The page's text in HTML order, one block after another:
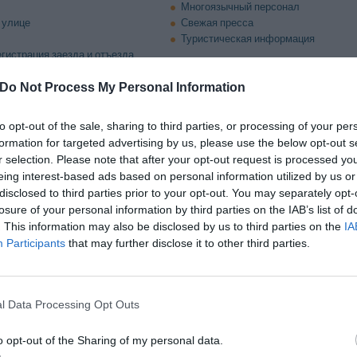
Do Not Process My Personal Information
opt-out of the sale, sharing to third parties, or processing of your
for targeted advertising by us, please use the below opt-out
selection. Please note that after your opt-out request is processed
interest-based ads based on personal information utilized by us
to third parties prior to your opt-out. You may separately
of your personal information by third parties on the IAB’s list of
This information may also be disclosed by us to third parties on the
Participants that may further disclose it to other third parties.
Data Processing Opt Outs
opt-out of the Sharing of my personal data.
Многоязычный персонал
улице
Свежая пресса
Туристическая информация
заезда и отъезда
подходит для отдыха в компании друзей, просторный бар
зала переговоров/конференц-зала/
зал располагает двумя многофункциональными залами,
до мелочей и спроектирован с учетом всех современных
Допускается размещение с